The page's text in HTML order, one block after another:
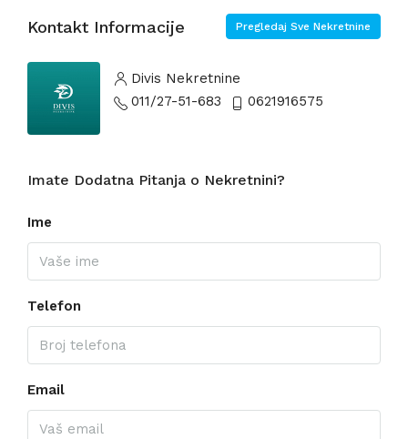
Kontakt Informacije Pregledaj Sve Nekretnine
Divis Nekretnine
011/27-51-683
0621916575
Imate Dodatna Pitanja o Nekretnini?
Ime
Telefon
Email